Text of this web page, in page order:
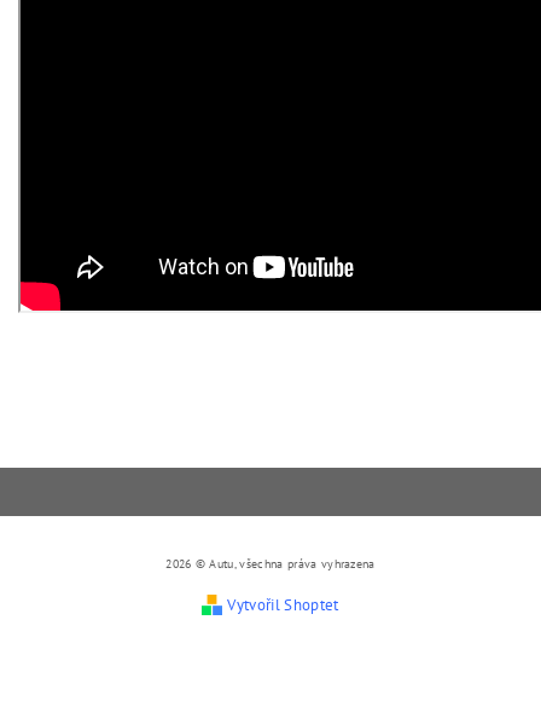
2026 © Autu, všechna práva vyhrazena
Vytvořil Shoptet